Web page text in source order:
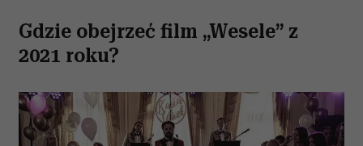
Gdzie obejrzeć film „Wesele” z
2021 roku?